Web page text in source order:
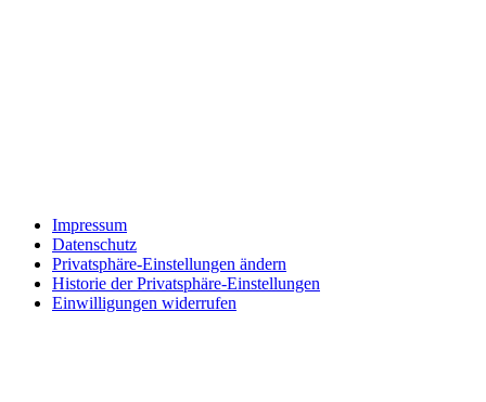
Impressum
Datenschutz
Privatsphäre-Einstellungen ändern
Historie der Privatsphäre-Einstellungen
Einwilligungen widerrufen